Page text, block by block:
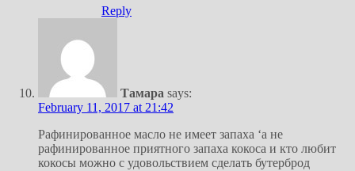
Reply
Тамара says:
February 11, 2017 at 21:42
Рафинированное масло не имеет запаха ‘а не
рафинированное приятного запаха кокоса и кто любит
кокосы можно с удовольствием сделать бутерброд